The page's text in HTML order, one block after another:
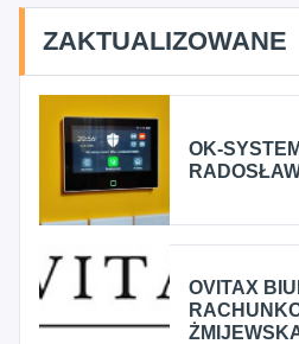
ZAKTUALIZOWANE
OK-
OVITAX